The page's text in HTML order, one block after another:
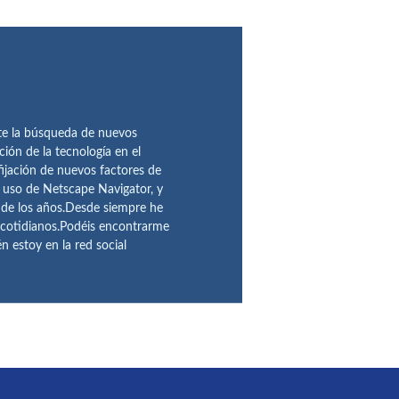
la búsqueda de nuevos
de la tecnología en el
de nuevos factores de
de Netscape Navigator, y
los años.Desde siempre he
encontrarme
estoy en la red social